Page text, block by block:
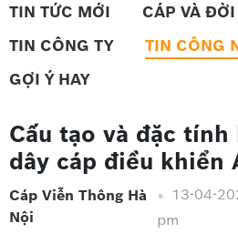
TIN TỨC MỚI
CÁP VÀ
TIN CÔNG TY
TIN CÔNG
GỢI Ý HAY
Cấu tạo và đặc
dây cáp điều khiển
Cáp Viễn Thông Hà
Nội
13-04-
pm